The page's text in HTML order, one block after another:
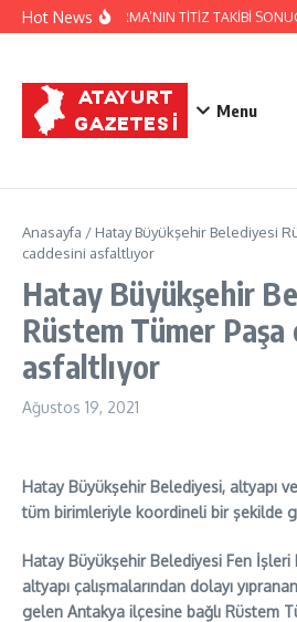
İçeriğe atla
Hot NewsJANDARMA’NIN TİTİZ TAKİBİ
Menu
Anasayfa / Hatay Büyükşehir Belediyesi
caddesini asfaltlıyor
Hatay Büyükşehir
Rüstem Tümer Paşa
asfaltlıyor
Ağustos 19, 2021
Hatay Büyükşehir Belediyesi, altyapı ve
tüm birimleriyle koordineli bir şekilde
Hatay Büyükşehir Belediyesi Fen İşleri
altyapı çalışmalarından dolayı
gelen Antakya ilçesine bağlı Rüstem